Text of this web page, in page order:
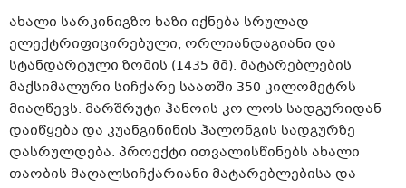
ახალი სარკინიგზო ხაზი იქნება სრულად
ელექტრიფიცირებული, ორლიანდაგიანი და
სტანდარტული ზომის (1435 მმ). მატარებლების
მაქსიმალური სიჩქარე საათში 350 კილომეტრს
მიაღწევს. მარშრუტი ჰანოის კო ლოს სადგურიდან
დაიწყება და კუანგინინის ჰალონგის სადგურზე
დასრულდება. პროექტი ითვალისწინებს ახალი
თაობის მაღალსიჩქარიანი მატარებლებისა და